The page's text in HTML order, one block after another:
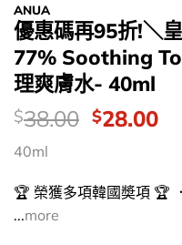
ANUA
優惠碼再95折!＼
77% Soothing
理爽膚水- 40ml
價
錢：
$38.00 Original
$38.00.
$28.00
40ml
🏆 榮獲多項韓國奬項 🏆
...more